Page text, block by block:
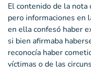
El contenido de la nota
pero informaciones en
en ella confesó haber
si bien afirmaba
reconocía haber
víctimas o de las